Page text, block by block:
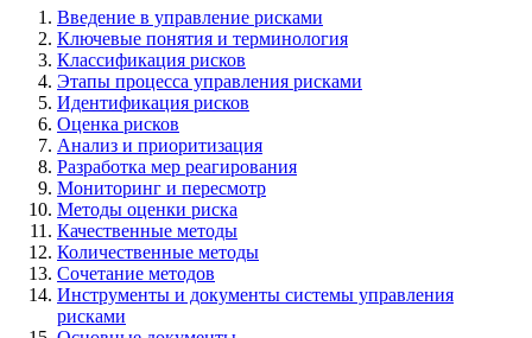
Введение в управление рисками
Ключевые понятия и терминология
Классификация рисков
Этапы процесса управления рисками
Идентификация рисков
Оценка рисков
Анализ и приоритизация
Разработка мер реагирования
Мониторинг и пересмотр
Методы оценки риска
Качественные методы
Количественные методы
Сочетание методов
Инструменты и документы системы управления
рисками